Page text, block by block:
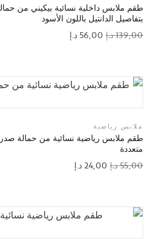
طقم ملابس داخلية نسائية بيكيني من
بتفاصيل الدانتيل باللون الأسود
139,00د.إ 56,00د.إ
ملابس رياضية
طقم ملابس رياضية نسائية من حمالة
متعددة
55,00د.إ 24,00د.إ